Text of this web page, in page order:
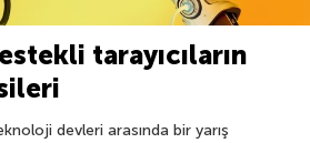
tarayıcıların
devleri arasında bir yarış